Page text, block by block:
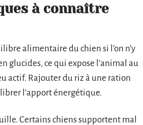
à connaître
alimentaire du chien si l’on n’y
glucides, ce qui expose l’animal au
actif. Rajouter du riz à une ration
l’apport énergétique.
Certains chiens supportent mal